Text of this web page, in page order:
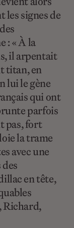
les signes de
: « À la
il arpentait
titan, en
lui le gène
qui ont
parfois
pas, fort
la trame
avec une
en tête,
Richard,